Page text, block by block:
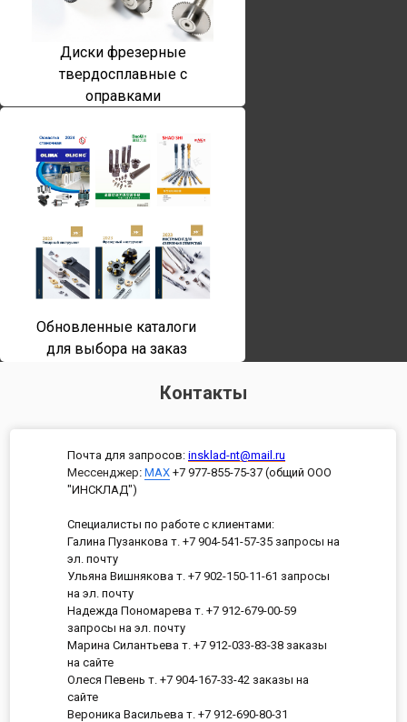
Диски фрезерные
твердосплавные с
оправками
Обновленные каталоги
для выбора на заказ
Контакты
Почта для запросов: insklad-nt@mail.ru
Мессенджер: MAX +7 977-855-75-37 (общий ООО
"ИНСКЛАД")
Специалисты по работе с клиентами:
Галина Пузанкова т. +7 904-541-57-35 запросы на
эл. почту
Ульяна Вишнякова т. +7 902-150-11-61 запросы
на эл. почту
Надежда Пономарева т. +7 912-679-00-59
запросы на эл. почту
Марина Силантьева т. +7 912-033-83-38 заказы
на сайте
Олеся Певень т. +7 904-167-33-42 заказы на
сайте
Вероника Васильева т. +7 912-690-80-31